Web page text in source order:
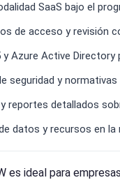
SaaS bajo el
de acceso y revisión
Azure Active Directory
seguridad y
reportes detallados
datos y recursos en
es ideal para